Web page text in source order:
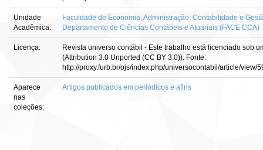
Unidade
Acadêmica:
Faculdade de Economia, Administração, Contabilidade e
Departamento de Ciências Contábeis e Atuariais (FACE CCA)
Licença:
Revista universo contábil - Este trabalho está licenciado sob
(Attribution 3.0 Unported (CC BY 3.0)). Fonte:
http://proxy.furb.br/ojs/index.php/universocontabil/article/view/
Aparece
nas
coleções:
Artigos publicados em periódicos e afins